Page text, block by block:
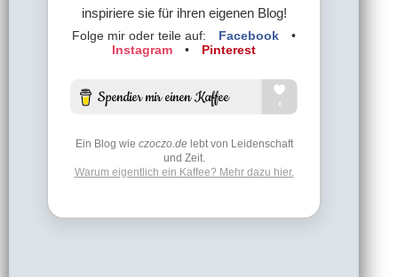
inspiriere sie für ihren eigenen Blog!
Folge mir oder teile auf: Facebook
•
Instagram
• Pinterest
Ein Blog wie czoczo.delebt von Leidenschaft
und Zeit.
Warum eigentlich ein Kaffee? Mehr dazu hier.